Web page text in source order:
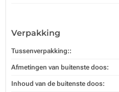
Verpakking
Tussenverpakking::
Afmetingen van buitenste doos:
Inhoud van de buitenste doos: